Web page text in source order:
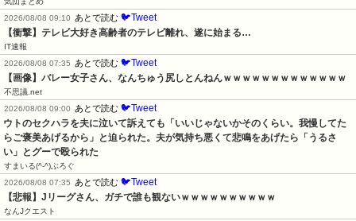
2026/08/08 09:10
あとで読む 🐦Tweet
【衝撃】テレビ大好き高齢者のテレビ離れ、遂に始まる…
IT速報
2026/08/08 07:35
あとで読む 🐦Tweet
【画像】バレー女子さん、なんちゅう尻しとんねんｗｗｗｗｗｗｗｗｗｗｗｗｗ
不思議.net
2026/08/08 09:00
あとで読む 🐦Tweet
ウトのセクハラを夫に泣いて訴えても「いいじゃないかそのくらい。我慢してた
らご褒美あげるから」と迫られた。夫が気持ち悪くて悲鳴をあげたら「うるさ
い」とグーで殴られた
すまいる(^-^)ぶろぐ
2026/08/08 07:35
あとで読む 🐦Tweet
【悲報】Jリーグさん、ガチで誰も観ないｗｗｗｗｗｗｗｗｗｗ
なんJクエスト